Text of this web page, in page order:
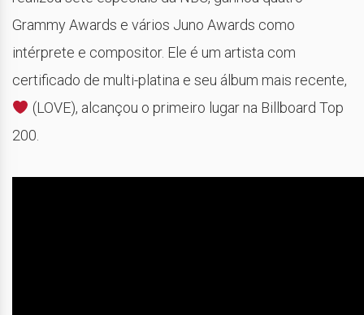
Grammy Awards e vários Juno Awards como
intérprete e compositor. Ele é um artista com
certificado de multi-platina e seu álbum mais recente,
(LOVE), alcançou o primeiro lugar na Billboard Top
200.